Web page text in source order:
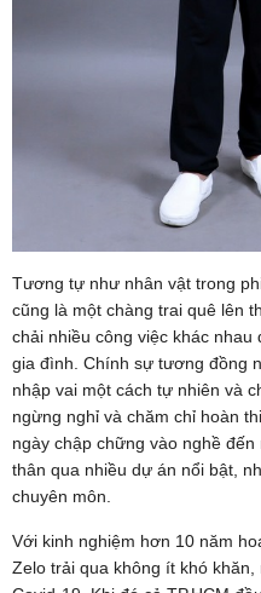
Tương tự như nhân vật trong
cũng là một chàng trai quê lên
chải nhiều công việc khác
gia đình. Chính sự tương đồng
nhập vai một cách tự nhiên và
ngừng nghỉ và chăm chỉ hoàn
ngày chập chững vào nghề
thân qua nhiều dự án nổi bật,
chuyên môn.
Với kinh nghiệm hơn 10 năm
Zelo trải qua không ít khó